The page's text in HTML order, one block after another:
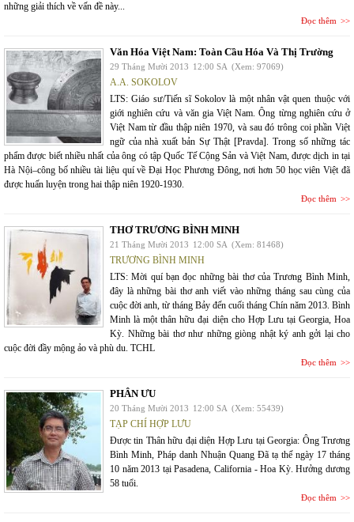
những giải thích về vấn đề này...
Đọc thêm
Văn Hóa Việt Nam: Toàn Cầu Hóa Và Thị Trường
29 Tháng Mười 2013 12:00 SA (Xem: 97069)
A.A. SOKOLOV
LTS: Giáo sư/Tiến sĩ Sokolov là một nhân vật quen thuộc với
giới nghiên cứu và văn gia Việt Nam. Ông từng nghiên cứu ở
Việt Nam từ đầu thập niên 1970, và sau đó trông coi phần Việt
ngữ của nhà xuất bản Sự Thật [Pravda]. Trong số những tác
phẩm được biết nhiều nhất của ông có tập Quốc Tế Cộng Sản và Việt Nam, được dịch in tại
Hà Nội–công bố nhiều tài liệu quí về Đại Học Phương Đông, nơi hơn 50 học viên Việt đã
được huấn luyện trong hai thập niên 1920-1930.
Đọc thêm
THƠ TRƯƠNG BÌNH MINH
21 Tháng Mười 2013 12:00 SA (Xem: 81468)
TRƯƠNG BÌNH MINH
LTS: Mời quí bạn đọc những bài thơ của Trương Bình Minh,
đây là những bài thơ anh viết vào những tháng sau cùng của
cuộc đời anh, từ tháng Bảy đến cuối tháng Chín năm 2013. Bình
Minh là một thân hữu đại diện cho Hợp Lưu tại Georgia, Hoa
Kỳ. Những bài thơ như những giòng nhật ký anh gởi lại cho
cuộc đời đầy mộng ảo và phù du. TCHL
Đọc thêm
PHÂN ƯU
20 Tháng Mười 2013 12:00 SA (Xem: 55439)
TẠP CHÍ HỢP LƯU
Được tin Thân hữu đại diện Hợp Lưu tại Georgia: Ông Trương
Bình Minh, Pháp danh Nhuận Quang Đã tạ thế ngày 17 tháng
10 năm 2013 tại Pasadena, California - Hoa Kỳ. Hưởng dương
58 tuổi.
Đọc thêm